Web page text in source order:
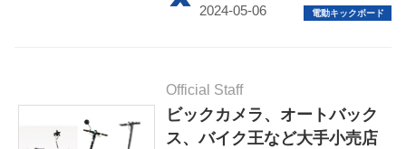
Official Staff
ビックカメラ、オートバック
ス、バイク王など大手小売店